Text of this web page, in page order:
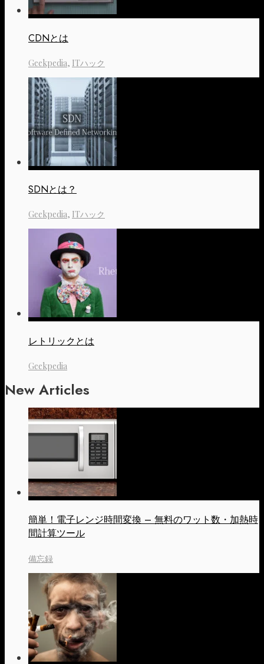
CDNとは
Geekpedia, ITハック
SDNとは？
Geekpedia, ITハック
レトリックとは
Geekpedia
New Articles
簡単！電子レンジ時間変換 – 無料のワット数・加熱時
間計算ツール
備忘録